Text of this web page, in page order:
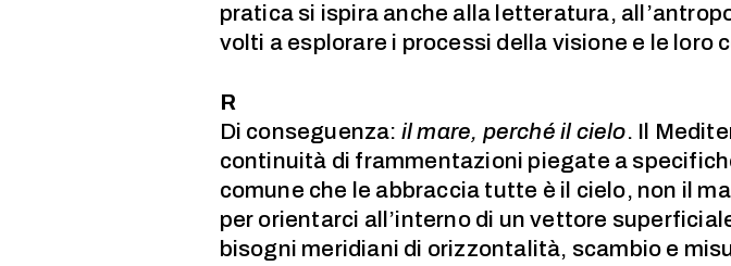
pratica si ispira anche alla letteratura,
volti a esplorare i processi della visione e le loro
R
Di conseguenza: il mare, perché il cielo. Il
continuità di frammentazioni piegate a
comune che le abbraccia tutte è il cielo, non il
per orientarci all’interno di un vettore
bisogni meridiani di orizzontalità, scambio e